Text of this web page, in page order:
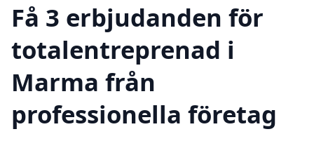
Få 3 erbjudanden för
totalentreprenad i
Marma från
professionella företag